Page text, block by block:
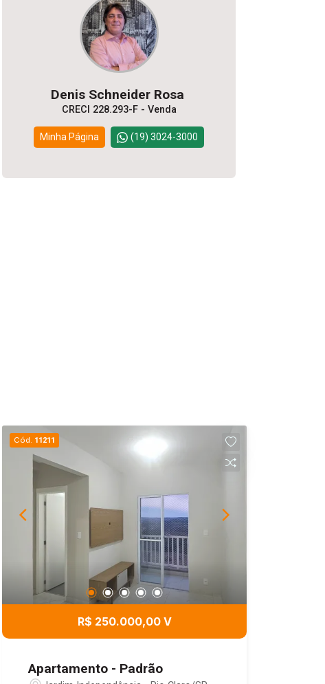
Denis Schneider Rosa
CRECI 228.293-F - Venda
Minha Página (19) 3024-3000
Cód. 11211
R$ 250.000,00 V
Apartamento - Padrão